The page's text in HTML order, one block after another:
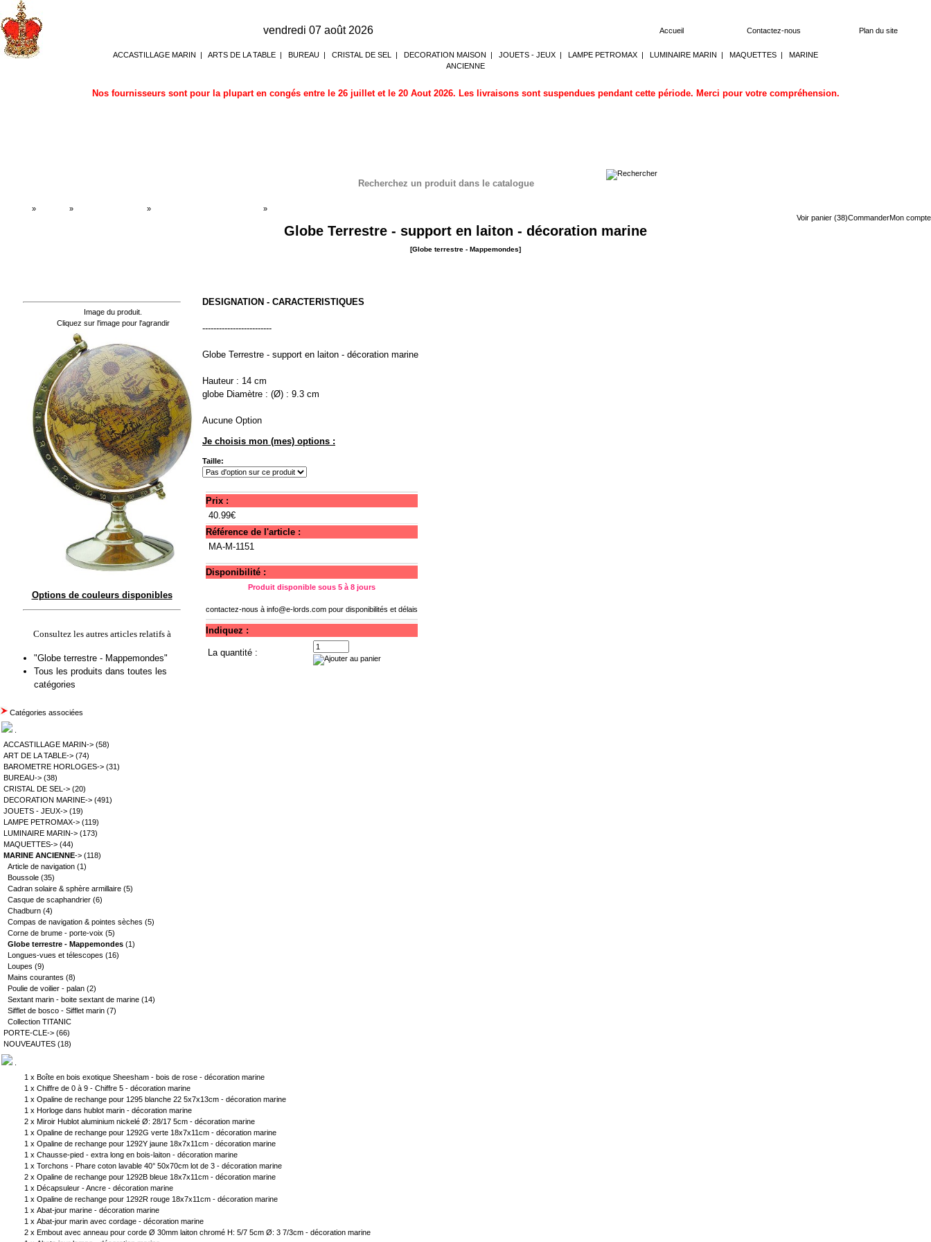
vendredi 07 août 2026 Accueil Contactez-nous Plan du site
ACCASTILLAGE MARIN | ARTS DE LA TABLE | BUREAU | CRISTAL DE SEL | DECORATION MAISON | JOUETS - JEUX | LAMPE PETROMAX | LUMINAIRE MARIN | MAQUETTES | MARINE
ANCIENNE
Nos fournisseurs sont pour la plupart en congés entre le 26 juillet et le 20 Aout 2026. Les livraisons sont suspendues pendant cette période. Merci pour votre compréhension.
Recherchez un produit dans le catalogue
Voir panier (38)CommanderMon compte
» » » »
Globe Terrestre - support en laiton - décoration marine
[Globe terrestre - Mappemondes]
Image du produit.
Cliquez sur l'image pour l'agrandir
Options de couleurs disponibles
Consultez les autres articles relatifs à
"Globe terrestre - Mappemondes"
Tous les produits dans toutes les
catégories
DESIGNATION - CARACTERISTIQUES
-------------------------
Globe Terrestre - support en laiton - décoration marine
Hauteur : 14 cm
globe Diamètre : (Ø) : 9.3 cm
Aucune Option
Je choisis mon (mes) options :
Taille:
Prix :
40.99€
Référence de l'article :
MA-M-1151
Disponibilité :
Produit disponible sous 5 à 8 jours
contactez-nous à info@e-lords.com pour disponibilités et délais
Indiquez :
La quantité :
Catégories associées
ACCASTILLAGE MARIN-> (58)
ART DE LA TABLE-> (74)
BAROMETRE HORLOGES-> (31)
BUREAU-> (38)
CRISTAL DE SEL-> (20)
DECORATION MARINE-> (491)
JOUETS - JEUX-> (19)
LAMPE PETROMAX-> (119)
LUMINAIRE MARIN-> (173)
MAQUETTES-> (44)
MARINE ANCIENNE-> (118)
Article de navigation (1)
Boussole (35)
Cadran solaire & sphère armillaire (5)
Casque de scaphandrier (6)
Chadburn (4)
Compas de navigation & pointes sèches (5)
Corne de brume - porte-voix (5)
Globe terrestre - Mappemondes (1)
Longues-vues et télescopes (16)
Loupes (9)
Mains courantes (8)
Poulie de voilier - palan (2)
Sextant marin - boite sextant de marine (14)
Sifflet de bosco - Sifflet marin (7)
Collection TITANIC
PORTE-CLE-> (66)
NOUVEAUTES (18)
1 x Boîte en bois exotique Sheesham - bois de rose - décoration marine
1 x Chiffre de 0 à 9 - Chiffre 5 - décoration marine
1 x Opaline de rechange pour 1295 blanche 22 5x7x13cm - décoration marine
1 x Horloge dans hublot marin - décoration marine
2 x Miroir Hublot aluminium nickelé Ø: 28/17 5cm - décoration marine
1 x Opaline de rechange pour 1292G verte 18x7x11cm - décoration marine
1 x Opaline de rechange pour 1292Y jaune 18x7x11cm - décoration marine
1 x Chausse-pied - extra long en bois-laiton - décoration marine
1 x Torchons - Phare coton lavable 40° 50x70cm lot de 3 - décoration marine
2 x Opaline de rechange pour 1292B bleue 18x7x11cm - décoration marine
1 x Décapsuleur - Ancre - décoration marine
1 x Opaline de rechange pour 1292R rouge 18x7x11cm - décoration marine
1 x Abat-jour marine - décoration marine
1 x Abat-jour marin avec cordage - décoration marine
2 x Embout avec anneau pour corde Ø 30mm laiton chromé H: 5/7 5cm Ø: 3 7/3cm - décoration marine